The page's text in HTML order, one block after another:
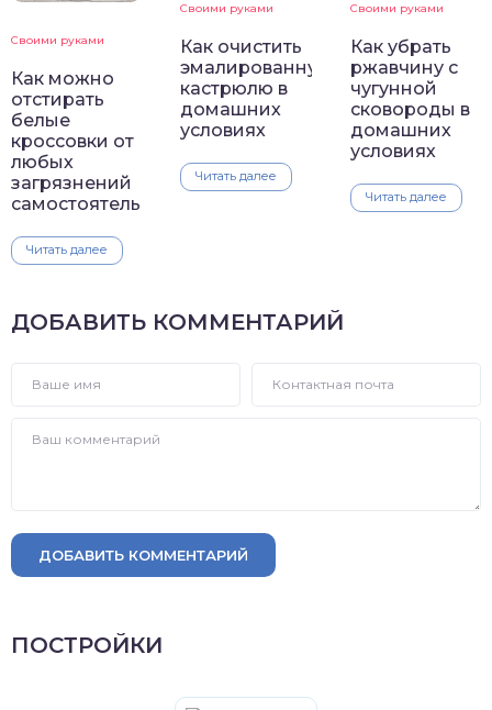
Своими руками
Как можно
отстирать
белые
кроссовки от
любых
загрязнений
самостоятельно
Читать далее
Своими руками
Как очистить
эмалированную
кастрюлю в
домашних
условиях
Читать далее
Своими руками
Как убрать
ржавчину с
чугунной
сковороды в
домашних
условиях
Читать далее
ДОБАВИТЬ КОММЕНТАРИЙ
ДОБАВИТЬ КОММЕНТАРИЙ
ПОСТРОЙКИ